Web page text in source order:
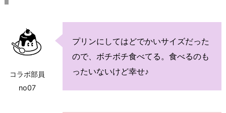
コラボ部員
no07
プリンにしてはどでかいサイズだった
ので、ボチボチ食べてる。食べるのも
ったいないけど幸せ♪